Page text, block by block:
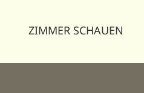
ZIMMER SCHAUEN